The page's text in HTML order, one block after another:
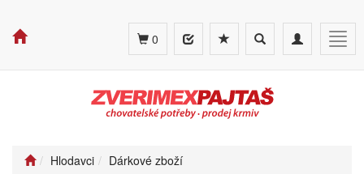
Toggle
navigation
Toggle
search
0
Hlodavci Dárkové zboží